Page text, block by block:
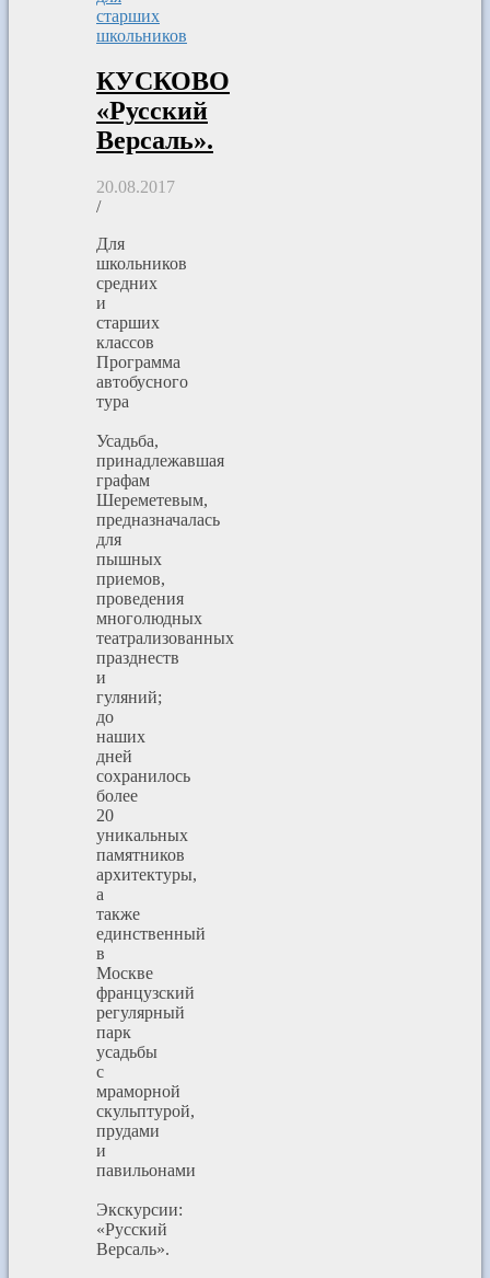
старших
школьников
КУСКОВО
«Русский
Версаль».
20.08.2017
/
Для
школьников
средних
и
старших
классов
Программа
автобусного
тура
Усадьба,
принадлежавшая
графам
Шереметевым,
предназначалась
для
пышных
приемов,
проведения
многолюдных
театрализованных
празднеств
и
гуляний;
до
наших
дней
сохранилось
более
20
уникальных
памятников
архитектуры,
а
также
единственный
в
Москве
французский
регулярный
парк
усадьбы
с
мраморной
скульптурой,
прудами
и
павильонами
Экскурсии:
«Русский
Версаль».